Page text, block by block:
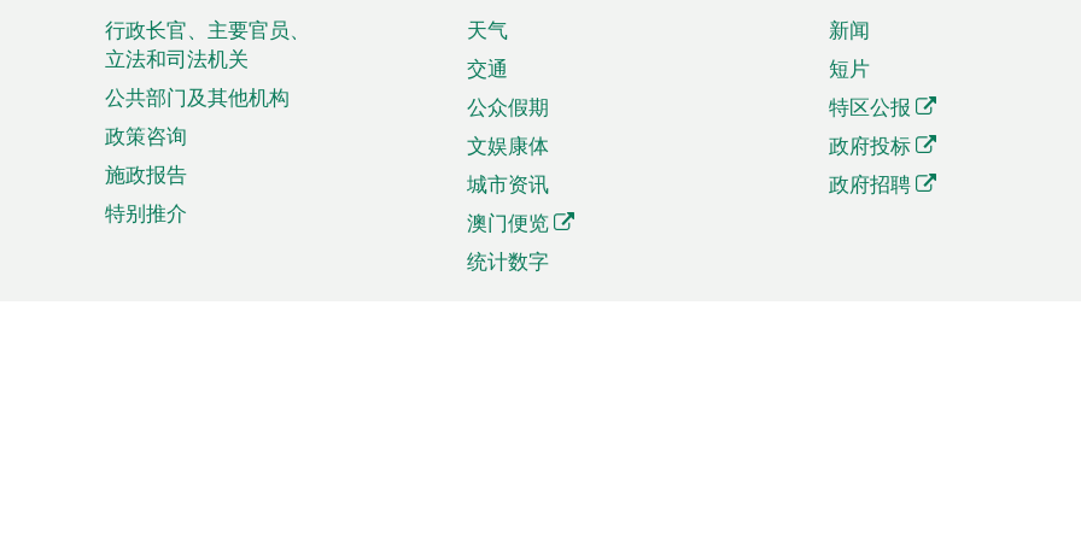
菜
单
行政长官、主要官员、
立法和司法机关
公共部门及其他机构
政策咨询
施政报告
特别推介
天气
交通
公众假期
文娱康体
城市资讯
澳门便览
统计数字
新闻
短片
特区公报
政府投标
政府招聘